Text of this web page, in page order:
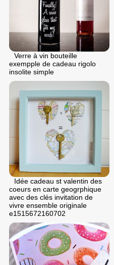
Verre à vin bouteille
exempple de cadeau rigolo
insolite simple
Idée cadeau st valentin des
coeurs en carte geogrphique
avec des clés invitation de
vivre ensemble originale
e1515672160702